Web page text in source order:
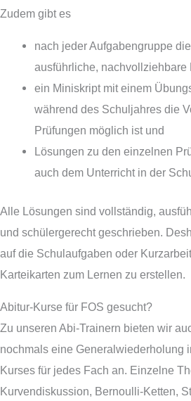
Zudem gibt es
nach jeder Aufgabengruppe
ausführliche, nachvollziehbare
ein Miniskript mit einem
während des Schuljahres die
Prüfungen möglich ist und
Lösungen zu den einzelnen
auch dem Unterricht in der
Alle Lösungen sind vollständig,
und schülergerecht geschrieben.
auf die Schulaufgaben oder
Karteikarten zum Lernen zu erstellen.
Abitur-Kurse für FOS gesucht?
Zu unseren Abi-Trainern bieten wir
nochmals eine Generalwiederholung
Kurses für jedes Fach an. Einzelne
Kurvendiskussion, Bernoulli-Ketten,